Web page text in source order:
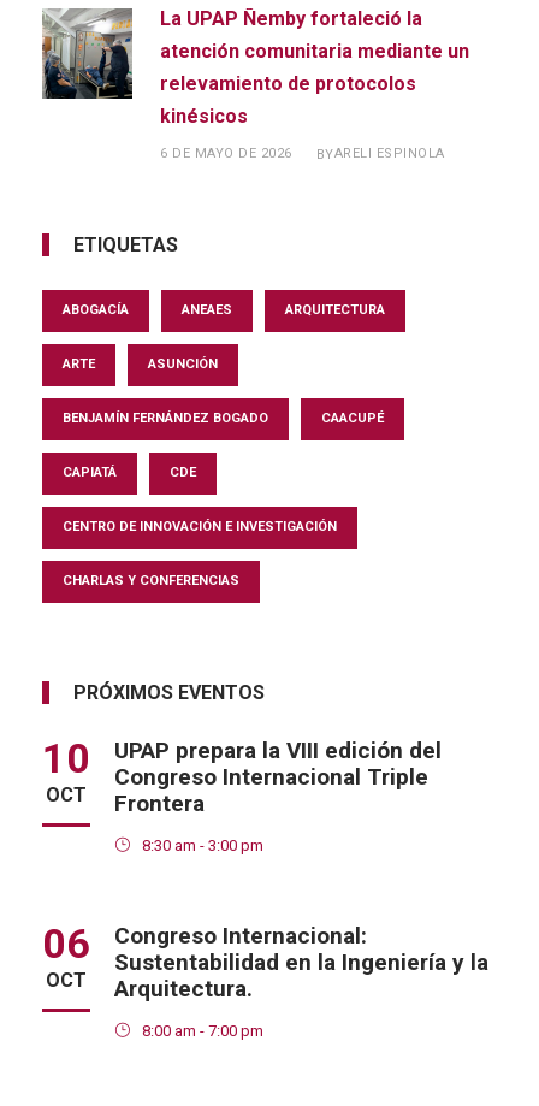
La UPAP Ñemby fortaleció la
atención comunitaria mediante un
relevamiento de protocolos
kinésicos
6 DE MAYO DE 2026 BYARELI ESPINOLA
ETIQUETAS
ABOGACÍA ANEAES ARQUITECTURA
ARTE ASUNCIÓN
BENJAMÍN FERNÁNDEZ BOGADO CAACUPÉ
CAPIATÁ CDE
CENTRO DE INNOVACIÓN E INVESTIGACIÓN
CHARLAS Y CONFERENCIAS
PRÓXIMOS EVENTOS
10
OCT
UPAP prepara la VIII edición del
Congreso Internacional Triple
Frontera
8:30 am - 3:00 pm
06
OCT
Congreso Internacional:
Sustentabilidad en la Ingeniería y la
Arquitectura.
8:00 am - 7:00 pm